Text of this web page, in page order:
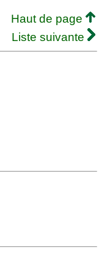
Haut de page
Liste suivante